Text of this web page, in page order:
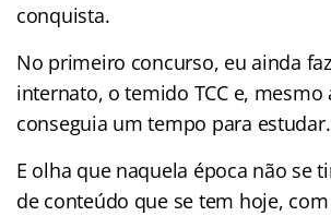
conquista.
No primeiro concurso, eu ainda
internato, o temido TCC e, mesmo
conseguia um tempo para estudar.
E olha que naquela época não se
de conteúdo que se tem hoje,